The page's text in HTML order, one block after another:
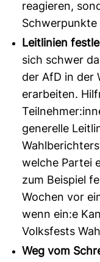
reagieren,
Schwerpunkte
Leitlinien
sich schwer
der AfD in der
erarbeiten.
generelle
welche Partei
zum Beispiel
Wochen vor
wenn ein:e
Volksfests
Weg vom